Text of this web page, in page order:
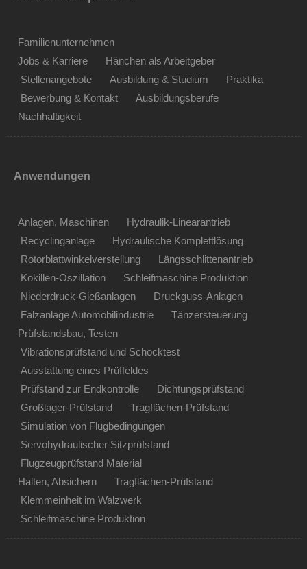
Familienunternehmen
Jobs & Karriere
Hänchen als Arbeitgeber
Stellenangebote
Ausbildung & Studium
Praktika
Bewerbung & Kontakt
Ausbildungsberufe
Nachhaltigkeit
Anwendungen
Anlagen, Maschinen
Hydraulik-Linearantrieb
Recyclinganlage
Hydraulische Komplettlösung
Rotorblattwinkelverstellung
Längsschlittenantrieb
Kokillen-Oszillation
Schleifmaschine Produktion
Niederdruck-Gießanlagen
Druckguss-Anlagen
Falzanlage Automobilindustrie
Tänzersteuerung
Prüfstandsbau, Testen
Vibrationsprüfstand und Schocktest
Ausstattung eines Prüffeldes
Prüfstand zur Endkontrolle
Dichtungsprüfstand
Großlager-Prüfstand
Tragflächen-Prüfstand
Simulation von Flugbedingungen
Servohydraulischer Sitzprüfstand
Flugzeugprüfstand Material
Halten, Absichern
Tragflächen-Prüfstand
Klemmeinheit im Walzwerk
Schleifmaschine Produktion